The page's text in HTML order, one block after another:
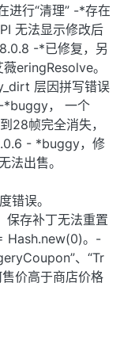
进行“清理” -*存在
无法显示修改后
-*已修复，另
eringResolve。
层因拼写错误
*buggy， 一个
28帧完全消失，
- *buggy，修
法出售。
错误。
存补丁无法重置
Hash.new(0)。-
、“Tr
价高于商店价格